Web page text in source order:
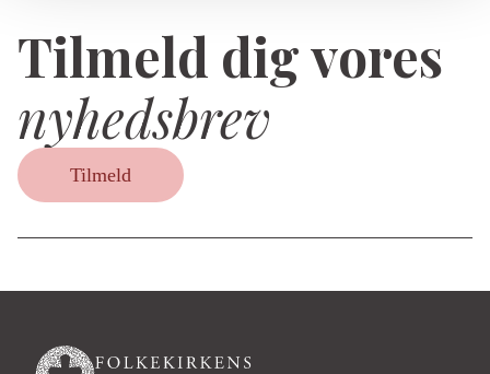
Tilmeld dig vores
nyhedsbrev
Tilmeld